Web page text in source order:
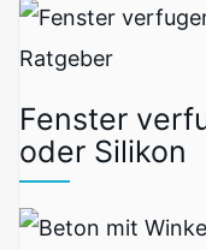
Ratgeber
Fenster
oder Silikon